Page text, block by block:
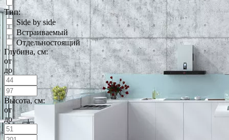
Тип:
Side by side
Встраиваемый
Отдельностоящий
Глубина, см:
от
до
Высота, см:
от
до